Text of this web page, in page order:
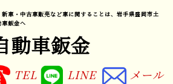
鈑金へ
動車鈑金
TEL LINE メール